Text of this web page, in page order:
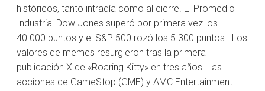
históricos, tanto intradía como al cierre. El Promedio
Industrial Dow Jones superó por primera vez los
40.000 puntos y el S&P 500 rozó los 5.300 puntos. Los
valores de memes resurgieron tras la primera
publicación X de «Roaring Kitty» en tres años. Las
acciones de GameStop (GME) y AMC Entertainment